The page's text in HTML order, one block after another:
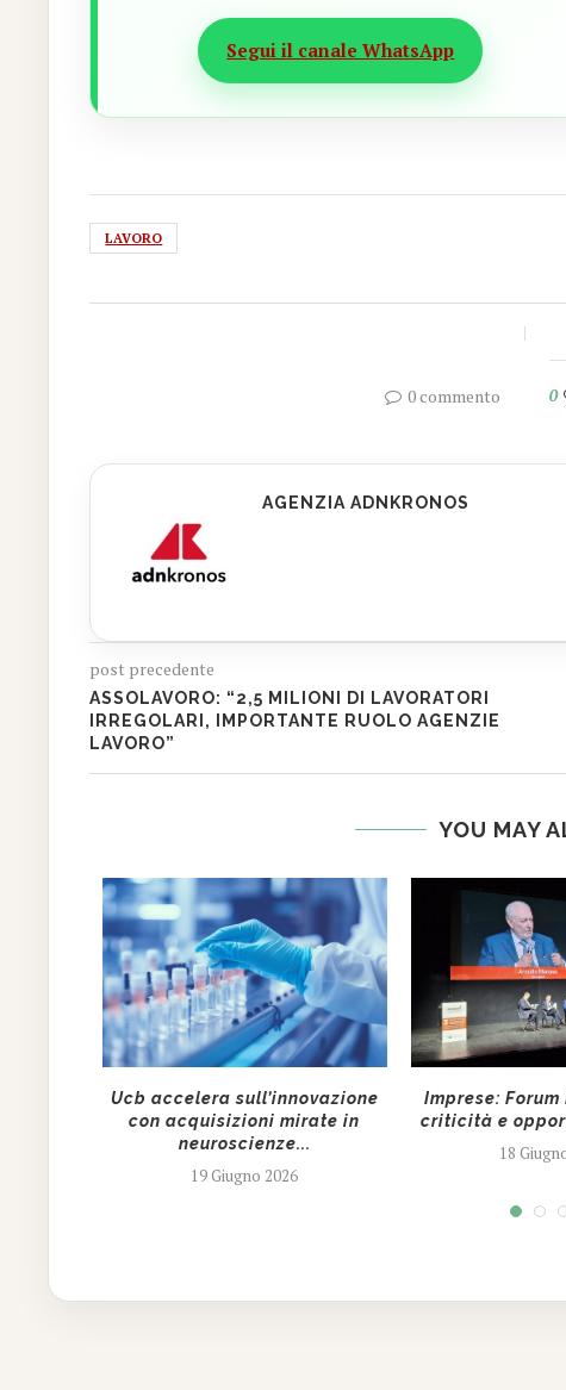
Segui il canale WhatsApp
LAVORO
0 commento 0
AGENZIA ADNKRONOS
post precedente
ASSOLAVORO: “2,5 MILIONI DI LAVORATORI
IRREGOLARI, IMPORTANTE RUOLO AGENZIE
LAVORO”
YOU MAY
Ucb accelera sull’innovazione
con acquisizioni mirate in
neuroscienze...
19 Giugno 2026
Imprese:
criticità e
18